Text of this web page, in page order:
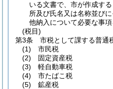
いる文書で、市が作成す
所及び氏名又は名称並び
他納入について必要な事項
(税目)
第3条
市税として課する普通
(1)
市民税
(2)
固定資産税
(3)
軽自動車税
(4)
市たばこ税
(5)
鉱産税